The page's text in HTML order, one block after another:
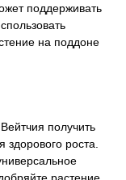
поддерживать
на поддоне
получить
роста.
растение